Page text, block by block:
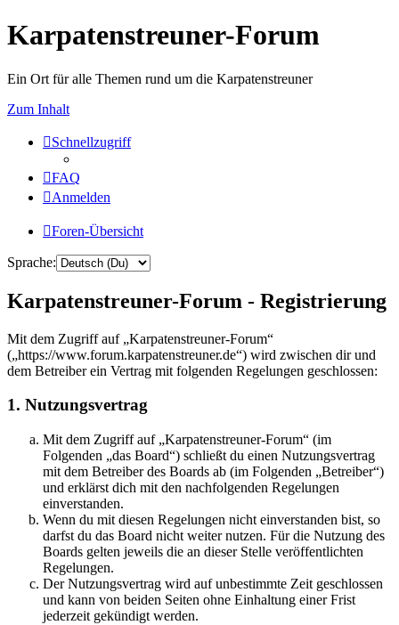
Karpatenstreuner-Forum
Ein Ort für alle Themen rund um die Karpatenstreuner
Zum Inhalt
Schnellzugriff
FAQ
Anmelden
Foren-Übersicht
Sprache:
Karpatenstreuner-Forum - Registrierung
Mit dem Zugriff auf „Karpatenstreuner-Forum“
(„https://www.forum.karpatenstreuner.de“) wird zwischen dir und
dem Betreiber ein Vertrag mit folgenden Regelungen geschlossen:
1. Nutzungsvertrag
Mit dem Zugriff auf „Karpatenstreuner-Forum“ (im
Folgenden „das Board“) schließt du einen Nutzungsvertrag
mit dem Betreiber des Boards ab (im Folgenden „Betreiber“)
und erklärst dich mit den nachfolgenden Regelungen
einverstanden.
Wenn du mit diesen Regelungen nicht einverstanden bist, so
darfst du das Board nicht weiter nutzen. Für die Nutzung des
Boards gelten jeweils die an dieser Stelle veröffentlichten
Regelungen.
Der Nutzungsvertrag wird auf unbestimmte Zeit geschlossen
und kann von beiden Seiten ohne Einhaltung einer Frist
jederzeit gekündigt werden.